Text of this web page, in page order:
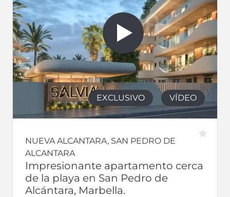
EXCLUSIVO VÍDEO
NUEVA ALCANTARA, SAN PEDRO DE
ALCANTARA
Impresionante apartamento cerca
de la playa en San Pedro de
Alcántara, Marbella.